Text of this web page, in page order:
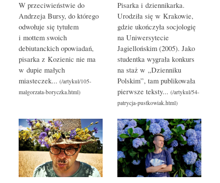
W przeciwieństwie do
Andrzeja Bursy, do którego
odwołuje się tytułem
i mottem swoich
debiutanckich opowiadań,
pisarka z Kozienic nie ma
w dupie małych
miasteczek...
Pisarka i dziennikarka.
Urodziła się w Krakowie,
gdzie ukończyła socjologię
na Uniwersytecie
Jagiellońskim (2005). Jako
studentka wygrała konkurs
na staż w „Dzienniku
Polskim”, tam publikowała
pierwsze teksty...